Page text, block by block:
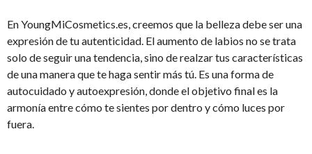
En YoungMiCosmetics.es, creemos que la belleza debe ser una
expresión de tu autenticidad. El aumento de labios no se trata
solo de seguir una tendencia, sino de realzar tus características
de una manera que te haga sentir más tú. Es una forma de
autocuidado y autoexpresión, donde el objetivo final es la
armonía entre cómo te sientes por dentro y cómo luces por
fuera.